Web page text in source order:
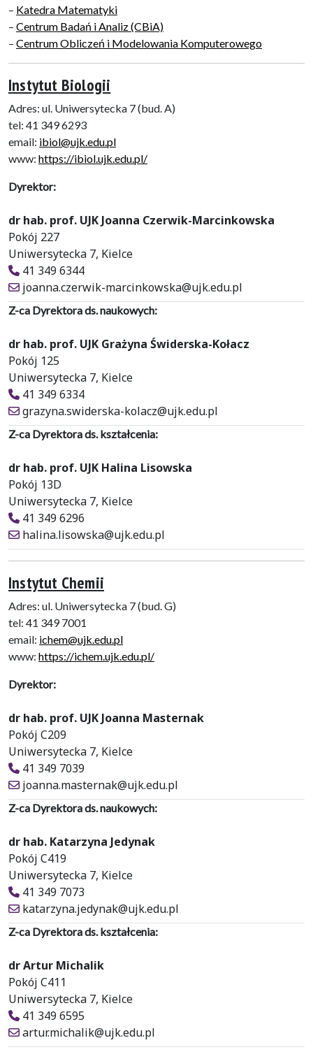
– Katedra Matematyki
– Centrum Badań i Analiz (CBiA)
– Centrum Obliczeń i Modelowania Komputerowego
Instytut Biologii
Adres: ul. Uniwersytecka 7 (bud. A)
tel: 41 349 6293
email: ibiol@ujk.edu.pl
www: https://ibiol.ujk.edu.pl/
Dyrektor:
dr hab. prof. UJK Joanna Czerwik-Marcinkowska
Pokój 227
Uniwersytecka 7, Kielce
41 349 6344
joanna.czerwik-marcinkowska@ujk.edu.pl
Z-ca Dyrektora ds. naukowych:
dr hab. prof. UJK Grażyna Świderska-Kołacz
Pokój 125
Uniwersytecka 7, Kielce
41 349 6334
grazyna.swiderska-kolacz@ujk.edu.pl
Z-ca Dyrektora ds. kształcenia:
dr hab. prof. UJK Halina Lisowska
Pokój 13D
Uniwersytecka 7, Kielce
41 349 6296
halina.lisowska@ujk.edu.pl
Instytut Chemii
Adres: ul. Uniwersytecka 7 (bud. G)
tel: 41 349 7001
email: ichem@ujk.edu.pl
www: https://ichem.ujk.edu.pl/
Dyrektor:
dr hab. prof. UJK Joanna Masternak
Pokój C209
Uniwersytecka 7, Kielce
41 349 7039
joanna.masternak@ujk.edu.pl
Z-ca Dyrektora ds. naukowych:
dr hab. Katarzyna Jedynak
Pokój C419
Uniwersytecka 7, Kielce
41 349 7073
katarzyna.jedynak@ujk.edu.pl
Z-ca Dyrektora ds. kształcenia:
dr Artur Michalik
Pokój C411
Uniwersytecka 7, Kielce
41 349 6595
artur.michalik@ujk.edu.pl